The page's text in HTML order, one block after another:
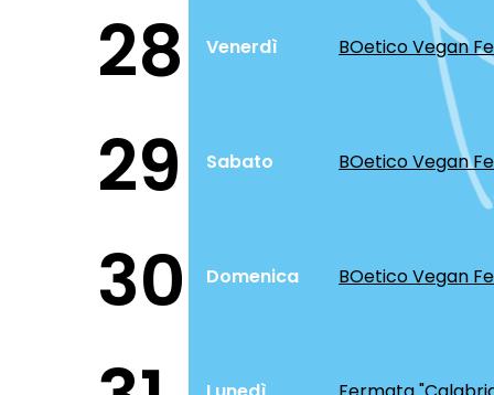
28 Venerdì BOetico Vegan
29 Sabato BOetico Vegan
30 Domenica BOetico Vegan